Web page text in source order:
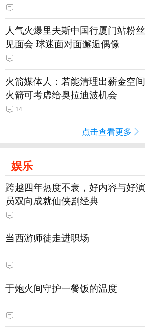
人气火爆里夫斯中国行厦门站粉丝
见面会 球迷面对面邂逅偶像
火箭媒体人：若能清理出薪金空间
火箭可考虑给奥拉迪波机会
14
点击查看更多
娱乐
跨越四年热度不衰，好内容与好演
员双向成就仙侠剧经典
当西游师徒走进职场
于炮火间守护一餐饭的温度